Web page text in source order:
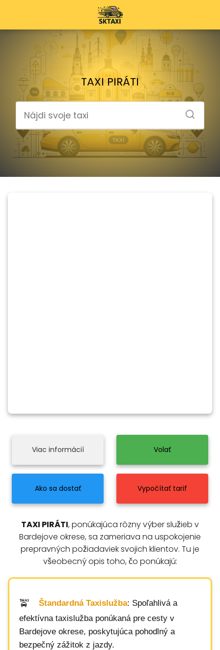
TAXI PIRÁTI
Viac informácií Volať
Ako sa dostať Vypočítať tarif
TAXI PIRÁTI, ponúkajúca rôzny výber služieb v
Bardejove okrese, sa zameriava na uspokojenie
prepravných požiadaviek svojich klientov. Tu je
všeobecný opis toho, čo ponúkajú:
Štandardná Taxislužba: Spoľahlivá a
efektívna taxislužba ponúkaná pre cesty v
Bardejove okrese, poskytujúca pohodlný a
bezpečný zážitok z jazdy.